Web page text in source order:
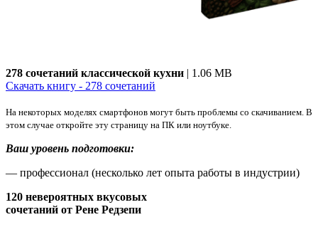
278 сочетаний классической кухни | 1.06 MB
Скачать книгу - 278 сочетаний
На некоторых моделях смартфонов могут быть проблемы со скачиванием. В
этом случае откройте эту страницу на ПК или ноутбуке.
Ваш уровень подготовки:
— профессионал (несколько лет опыта работы в индустрии)
120 невероятных вкусовых
сочетаний от Рене Редзепи